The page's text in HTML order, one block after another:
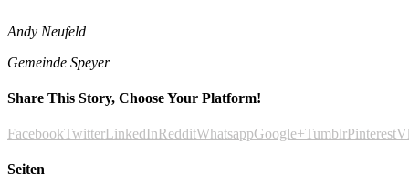
Andy Neufeld
Gemeinde Speyer
Share This Story, Choose Your Platform!
FacebookTwitterLinkedInRedditWhatsappGoogle+TumblrPinterest
Seiten